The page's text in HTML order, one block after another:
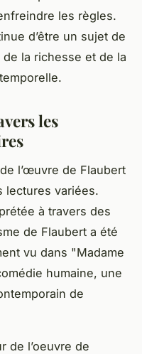
les règles.
d’être un sujet de
la richesse et de la
les
l’œuvre de Flaubert
lectures variées.
à travers des
de Flaubert a été
vu dans "Madame
humaine, une
de
de l’oeuvre de